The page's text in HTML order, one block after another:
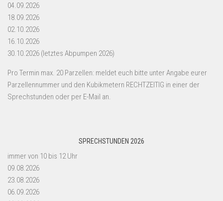
04.09.2026
18.09.2026
02.10.2026
16.10.2026
30.10.2026 (letztes Abpumpen 2026)
Pro Termin max. 20 Parzellen: meldet euch bitte unter Angabe eurer
Parzellennummer und den Kubikmetern RECHTZEITIG in einer der
Sprechstunden oder per E-Mail an.
SPRECHSTUNDEN 2026
immer von 10 bis 12 Uhr
09.08.2026
23.08.2026
06.09.2026